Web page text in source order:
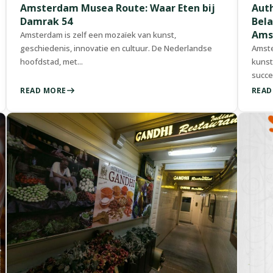
Amsterdam Musea Route: Waar Eten bij
Damrak 54
Amsterdam is zelf een mozaïek van kunst,
geschiedenis, innovatie en cultuur. De Nederlandse
hoofdstad, met...
READ MORE